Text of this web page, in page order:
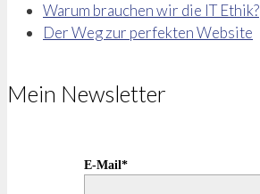
Warum brauchen wir die IT Ethik?
Der Weg zur perfekten Website
Mein Newsletter
E-Mail*